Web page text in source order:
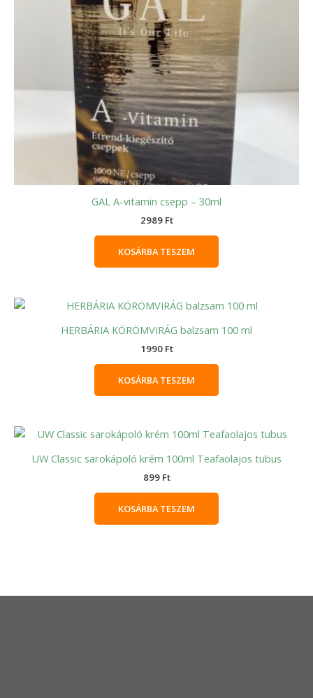
GAL A-vitamin csepp – 30ml
2989 Ft
KOSÁRBA TESZEM
HERBÁRIA KÖRÖMVIRÁG balzsam 100 ml
1990 Ft
KOSÁRBA TESZEM
UW Classic sarokápoló krém 100ml Teafaolajos tubus
899 Ft
KOSÁRBA TESZEM